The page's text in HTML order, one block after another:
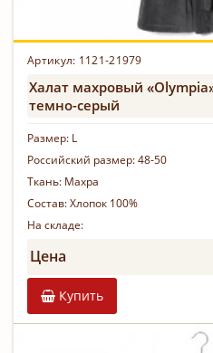
Артикул: 1121-21979
Халат махровый
темно-серый
Размер: L
Российский размер:48-50
Ткань: Махра
Состав:Хлопок 100%
На складе:
Цена
Купить